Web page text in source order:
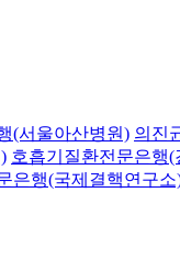
(서울아산병원) 의진
호흡기질환전문은행
은행(국제결핵연구소